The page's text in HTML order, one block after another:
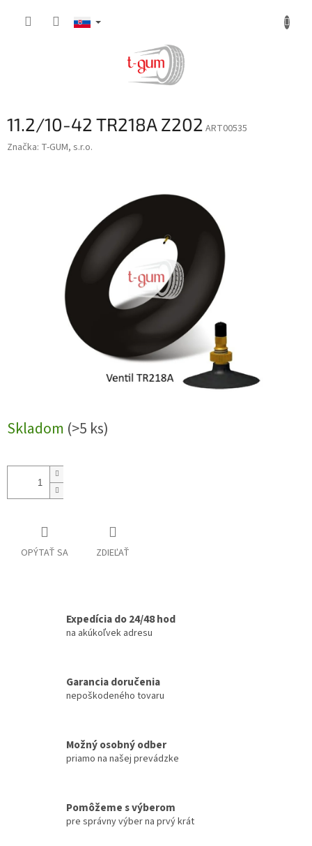
11.2/10-42 TR218A Z202 ART00535
Značka: T-GUM, s.r.o.
Skladom (>5 ks)
OPÝTAŤ SA ZDIEĽAŤ
Expedícia do 24/48 hod
na akúkoľvek adresu
Garancia doručenia
nepoškodeného tovaru
Možný osobný odber
priamo na našej prevádzke
Pomôžeme s výberom
pre správny výber na prvý krát